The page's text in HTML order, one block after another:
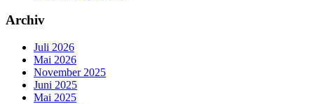
Archiv
Juli 2026
Mai 2026
November 2025
Juni 2025
Mai 2025